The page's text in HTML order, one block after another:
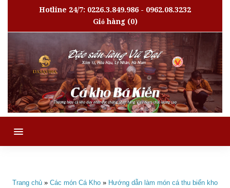
Hotline 24/7: 0226.3.849.986 - 0962.08.3232
Giỏ hàng(0)
MENU
Trang chủ » Các món Cá Kho » Hướng dẫn làm món cá thu biển kho